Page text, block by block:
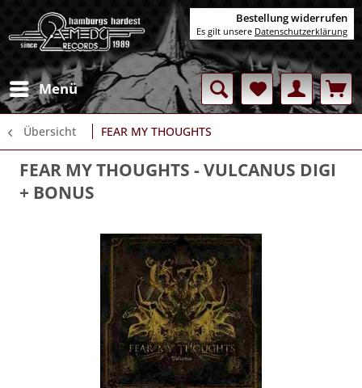
Menü
Übersicht FEAR MY THOUGHTS
FEAR MY THOUGHTS - VULCANUS DIGI
+ BONUS
Bestellung widerrufen
Es gilt unsere Datenschutzerklärung